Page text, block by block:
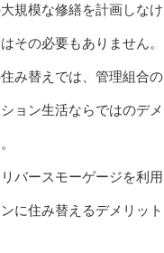
規模な修繕を計画しなけ
その必要もありません。
み替えでは、管理組合の
ョン生活ならではのデメ
バースモーゲージを利用
に住み替えるデメリット